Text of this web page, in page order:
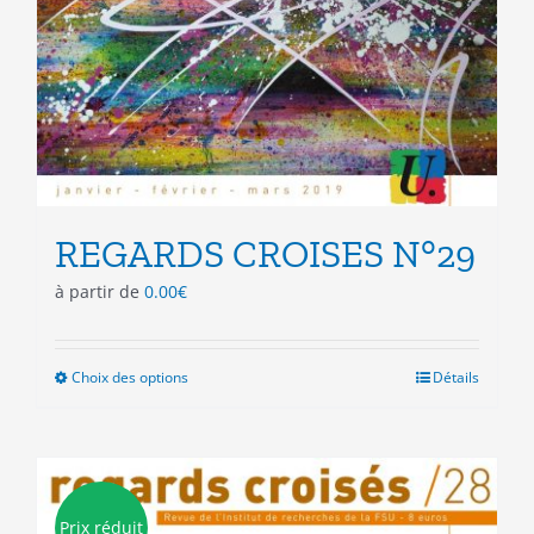
REGARDS CROISES N°29
à partir de 0.00€
Choix des optionsCe
variations.
Les
Détails
Prix réduit